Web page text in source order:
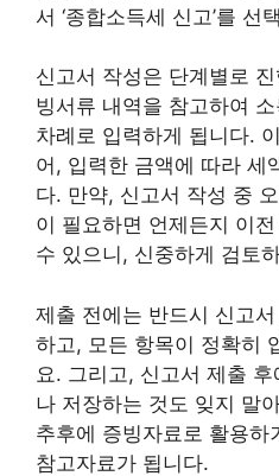
서 ‘종합소득세 신고’를 선
신고서 작성은 단계별로
빙서류 내역을 참고하여
차례로 입력하게 됩니다.
어, 입력한 금액에 따라 세
다. 만약, 신고서 작성 중
이 필요하면 언제든지 이
수 있으니, 신중하게 검토
제출 전에는 반드시 신고
하고, 모든 항목이 정확히
요. 그리고, 신고서 제출 후
나 저장하는 것도 잊지 말
추후에 증빙자료로 활용하
참고자료가 됩니다.